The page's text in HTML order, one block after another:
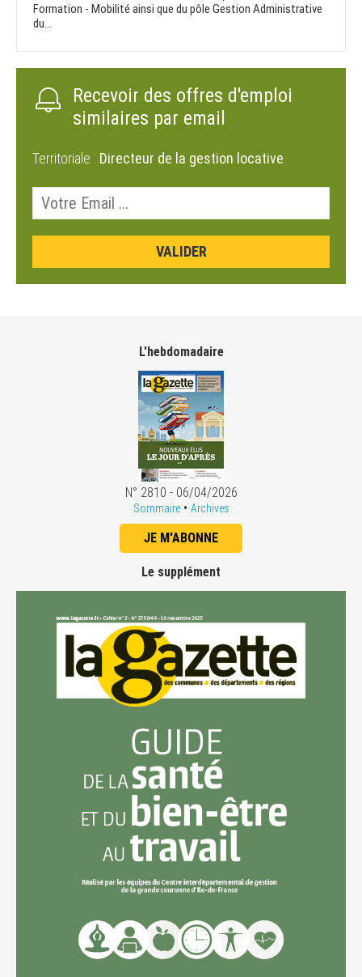
Formation - Mobilité ainsi que du pôle Gestion Administrative
du...
Recevoir des offres d'emploi
similaires par email
Territoriale : Directeur de la gestion locative
L'hebdomadaire
N° 2810 - 06/04/2026
Sommaire • Archives
JE M'ABONNE
Le supplément